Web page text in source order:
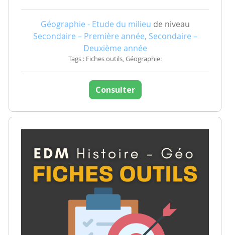
Géographie - Etude du milieu de niveau
Secondaire – Première année, Secondaire –
Deuxième année
Tags : Fiches outils, Géographie:
Consulter